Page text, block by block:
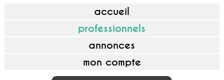
accueil
professionnels
annonces
mon compte